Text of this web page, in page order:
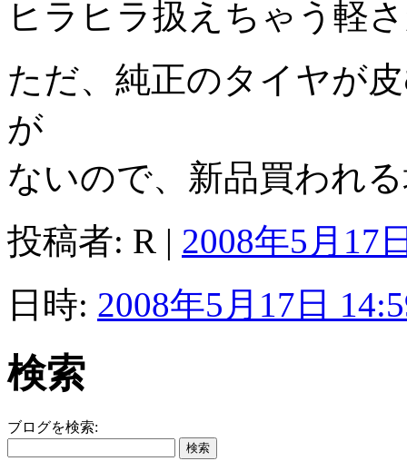
ヒラヒラ扱えちゃう軽
ただ、純正のタイヤが
が
ないので、新品買われ
投稿者: R | 2008年5月17
日時: 2008年5月17日
検索
ブログを検索: